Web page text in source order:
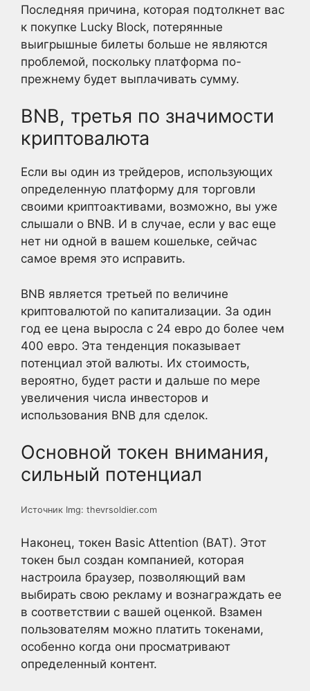
Последняя причина, которая подтолкнет вас
к покупке Lucky Block, потерянные
выигрышные билеты больше не являются
проблемой, поскольку платформа по-
прежнему будет выплачивать сумму.
BNB, третья по значимости
криптовалюта
Если вы один из трейдеров, использующих
определенную платформу для торговли
своими криптоактивами, возможно, вы уже
слышали о BNB. И в случае, если у вас еще
нет ни одной в вашем кошельке, сейчас
самое время это исправить.
BNB является третьей по величине
криптовалютой по капитализации. За один
год ее цена выросла с 24 евро до более чем
400 евро. Эта тенденция показывает
потенциал этой валюты. Их стоимость,
вероятно, будет расти и дальше по мере
увеличения числа инвесторов и
использования BNB для сделок.
Основной токен внимания,
сильный потенциал
Источник Img: thevrsoldier.com
Наконец, токен Basic Attention (BAT). Этот
токен был создан компанией, которая
настроила браузер, позволяющий вам
выбирать свою рекламу и вознаграждать ее
в соответствии с вашей оценкой. Взамен
пользователям можно платить токенами,
особенно когда они просматривают
определенный контент.